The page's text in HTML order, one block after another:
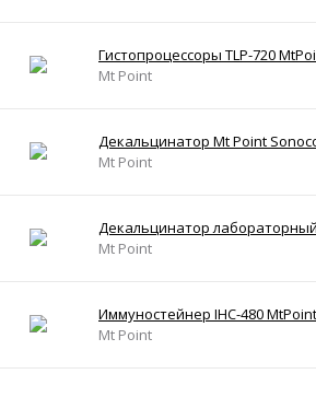
Гистопроцессоры TLP-720
Mt Point
Декальцинатор Mt Point
Mt Point
Декальцинатор
Mt Point
Иммуностейнер IHC-480 MtPoint
Mt Point